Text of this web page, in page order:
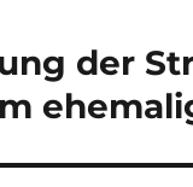
der